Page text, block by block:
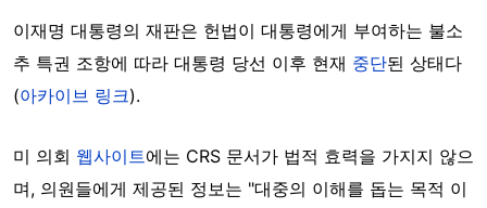
이재명 대통령의 재판은 헌법이 대통령에게 부여하는 불소
추 특권 조항에 따라 대통령 당선 이후 현재 중단된 상태다
(아카이브 링크).
미 의회 웹사이트에는 CRS 문서가 법적 효력을 가지지 않으
며, 의원들에게 제공된 정보는 "대중의 이해를 돕는 목적 이